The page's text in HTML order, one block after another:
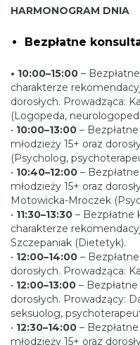
HARMONOGRAM DNIA
Bezpłatne
• 10:00–15:00 –
charakterze
dorosłych. Prowadząca:
(Logopeda,
• 10:00–13:00 –
młodzieży 15+ oraz
(Psycholog,
• 10:40–12:00 –
młodzieży 15+ oraz
Motowicka-Mroczek
• 11:30–13:30 –
charakterze
Szczepaniak (Dietetyk).
• 12:00–14:00 –
dorosłych. Prowadząca:
• 12:00–13:00 –
dorosłych. Prowadzący:
seksuolog,
• 12:30–14:00 –
młodzieży 15+ oraz